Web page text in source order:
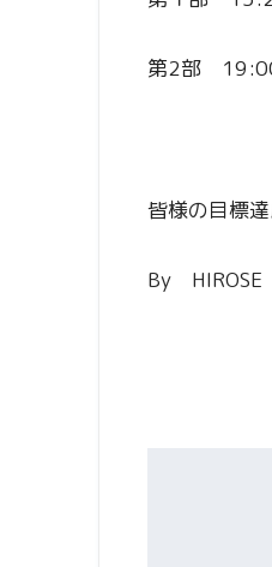
第2部 19:00
皆様の目標
By HIROSE